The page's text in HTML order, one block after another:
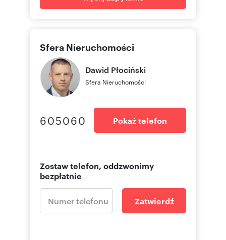
Sfera Nieruchomości
Dawid Płociński
Sfera Nieruchomości
605060 Pokaż telefon
Zostaw telefon, oddzwonimy
bezpłatnie
Zatwierdź